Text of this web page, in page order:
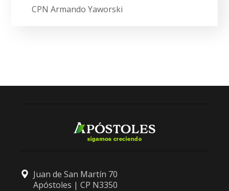
CPN Armando Yaworski
Juan de San Martín 70
Apóstoles | CP N3350